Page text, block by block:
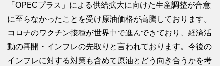
「OPECプラス」による供給拡大に向けた生産調整が合意
に至らなかったことを受け原油価格が高騰しております。
コロナのワクチン接種が世界中で進んできており、経済活
動の再開・インフレの先取りと言われております。今後の
インフレに対する対策も含めて原油とどう向き合うかを考